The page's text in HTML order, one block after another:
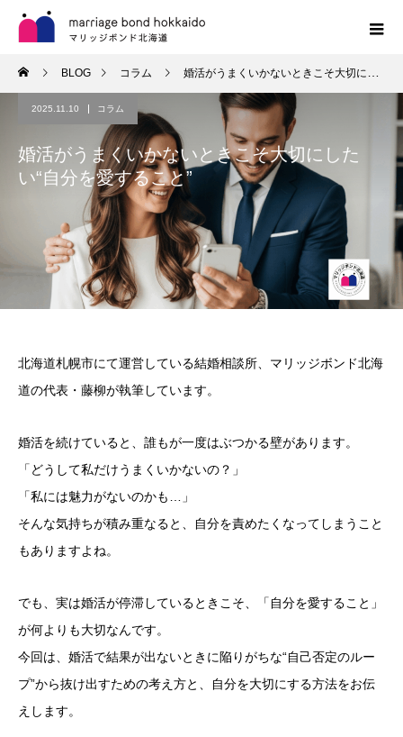
BLOG コラム 婚活がうまくいかないときこそ大切にしたい“自分を愛すること”
2025.11.10 コラム
婚活がうまくいかないときこそ大切にした
い“自分を愛すること”
北海道札幌市にて運営している結婚相談所、マリッジボンド北海
道の代表・藤柳が執筆しています。
婚活を続けていると、誰もが一度はぶつかる壁があります。
「どうして私だけうまくいかないの？」
「私には魅力がないのかも…」
そんな気持ちが積み重なると、自分を責めたくなってしまうこと
もありますよね。
でも、実は婚活が停滞しているときこそ、「自分を愛すること」
が何よりも大切なんです。
今回は、婚活で結果が出ないときに陥りがちな“自己否定のルー
プ”から抜け出すための考え方と、自分を大切にする方法をお伝
えします。